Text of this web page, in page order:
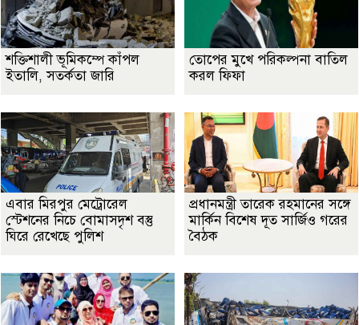
শক্তিশালী ভূমিকম্পে কাঁপল
ইতালি, সতর্কতা জারি
তোপের মুখে পরিকল্পনা বাতিল
করল ফিফা
এবার মিরপুর মেট্রোরেল
স্টেশনের নিচে বোমাসদৃশ বস্তু
ঘিরে রেখেছে পুলিশ
প্রধানমন্ত্রী তারেক রহমানের সঙ্গে
মার্কিন বিশেষ দূত সার্জিও গরের
বৈঠক